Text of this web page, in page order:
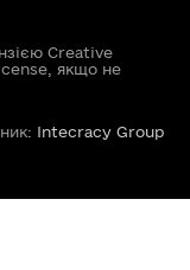
Creative
якщо не
Intecracy Group